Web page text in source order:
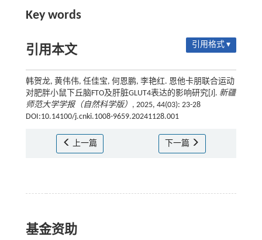
Key words
引用本文 引用格式 ▾
韩贺龙, 黄伟伟, 任佳宝, 何恩鹏, 李艳红. 恩他卡朋联合运动
对肥胖小鼠下丘脑FTO及肝脏GLUT4表达的影响研究[J]. 新疆
师范大学学报（自然科学版） , 2025, 44(03): 23-28
DOI:10.14100/j.cnki.1008-9659.20241128.001
上一篇 下一篇
基金资助